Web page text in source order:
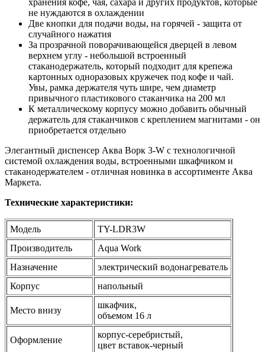
не нуждаются в охлаждении
Две кнопки для подачи воды, на горячей - защита от
случайного нажатия
За прозрачной поворачивающейся дверцей в левом
верхнем углу - небольшой встроенный
стаканодержатель, который подходит для крепежа
картонных одноразовых кружечек под кофе и чай.
Увы, рамка держателя чуть шире, чем диаметр
привычного пластикового стаканчика на 200 мл
К металлическому корпусу можно добавить обычный
держатель для стаканчиков с креплением магнитами - он
приобретается отдельно
Элегантный диспенсер Аква Ворк 3-W с технологичной
системой охлаждения воды, встроенными шкафчиком и
стаканодержателем - отличная новинка в ассортименте Аква
Маркета.
Технические характеристики:
Модель
TY-LDR3W
Производитель
Aqua Work
Назначение
электрический водонагреватель
Корпус
напольный
Место внизу
шкафчик,
объемом 16 л
Оформление
корпус-серебристый,
цвет вставок-черный